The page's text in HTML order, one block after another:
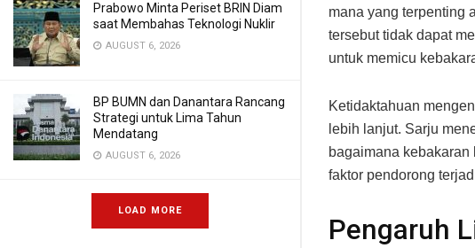
Prabowo Minta Periset BRIN Diam
saat Membahas Teknologi Nuklir
AUGUST 6, 2026
BP BUMN dan Danantara Rancang
Strategi untuk Lima Tahun
Mendatang
AUGUST 6, 2026
LOAD MORE
mana yang terpenting
tersebut tidak dapat
untuk memicu
Ketidaktahuan
lebih lanjut. Sarju
bagaimana
faktor pendorong
Pengaruh